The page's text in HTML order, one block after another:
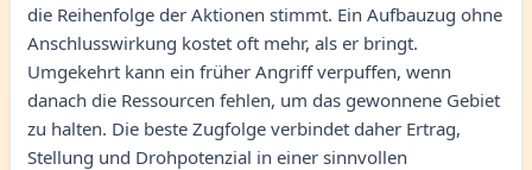
die Reihenfolge der Aktionen stimmt. Ein Aufbauzug ohne
Anschlusswirkung kostet oft mehr, als er bringt.
Umgekehrt kann ein früher Angriff verpuffen, wenn
danach die Ressourcen fehlen, um das gewonnene Gebiet
zu halten. Die beste Zugfolge verbindet daher Ertrag,
Stellung und Drohpotenzial in einer sinnvollen